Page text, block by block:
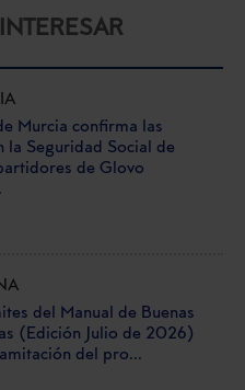
Murcia confirma las
la Seguridad Social de
de Glovo
del Manual de Buenas
(Edición Julio de 2026)
del pro...